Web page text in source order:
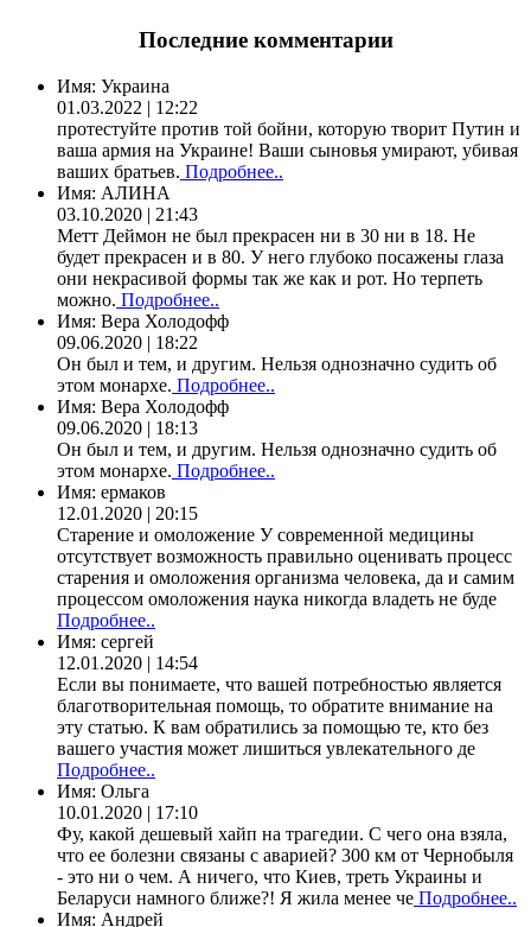
Последние комментарии
Имя: Украина
01.03.2022 | 12:22
протестуйте против той бойни, которую творит Путин и
ваша армия на Украине! Ваши сыновья умирают, убивая
ваших братьев. Подробнее..
Имя: АЛИНА
03.10.2020 | 21:43
Метт Деймон не был прекрасен ни в 30 ни в 18. Не
будет прекрасен и в 80. У него глубоко посажены глаза
они некрасивой формы так же как и рот. Но терпеть
можно. Подробнее..
Имя: Вера Холодофф
09.06.2020 | 18:22
Он был и тем, и другим. Нельзя однозначно судить об
этом монархе. Подробнее..
Имя: Вера Холодофф
09.06.2020 | 18:13
Он был и тем, и другим. Нельзя однозначно судить об
этом монархе. Подробнее..
Имя: ермаков
12.01.2020 | 20:15
Старение и омоложение У современной медицины
отсутствует возможность правильно оценивать процесс
старения и омоложения организма человека, да и самим
процессом омоложения наука никогда владеть не буде
Подробнее..
Имя: сергей
12.01.2020 | 14:54
Если вы понимаете, что вашей потребностью является
благотворительная помощь, то обратите внимание на
эту статью. К вам обратились за помощью те, кто без
вашего участия может лишиться увлекательного де
Подробнее..
Имя: Ольга
10.01.2020 | 17:10
Фу, какой дешевый хайп на трагедии. С чего она взяла,
что ее болезни связаны с аварией? 300 км от Чернобыля
- это ни о чем. А ничего, что Киев, треть Украины и
Беларуси намного ближе?! Я жила менее че Подробнее..
Имя: Андрей